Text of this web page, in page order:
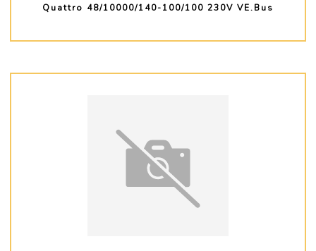
Quattro 48/10000/140-100/100 230V VE.Bus